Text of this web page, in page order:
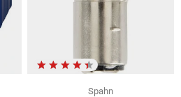
Spahn